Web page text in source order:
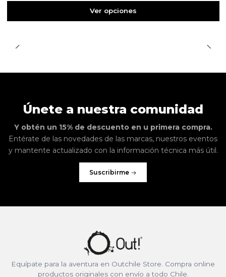
Ver opciones
Únete a nuestra comunidad
Y obtén un 15% de descuento en u primera compra.
Entérate de las novedades de las marcas, nuestros eventos
y mantente actualizado con la información técnica más útil.
Suscribirme
Equípate para la aventura en Outchile Store. Compra online
productos originales con envío a todo Chile.